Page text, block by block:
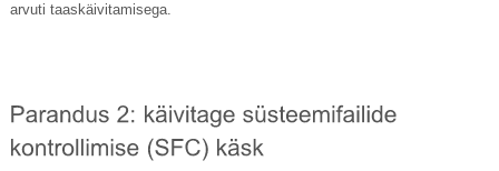
arvuti taaskäivitamisega.